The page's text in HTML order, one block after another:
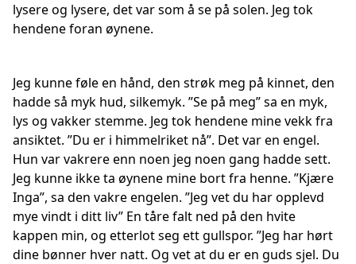
lysere og lysere, det var som å se på solen. Jeg tok
hendene foran øynene.
Jeg kunne føle en hånd, den strøk meg på kinnet, den
hadde så myk hud, silkemyk. ”Se på meg” sa en myk,
lys og vakker stemme. Jeg tok hendene mine vekk fra
ansiktet. ”Du er i himmelriket nå”. Det var en engel.
Hun var vakrere enn noen jeg noen gang hadde sett.
Jeg kunne ikke ta øynene mine bort fra henne. ”Kjære
Inga”, sa den vakre engelen. ”Jeg vet du har opplevd
mye vindt i ditt liv” En tåre falt ned på den hvite
kappen min, og etterlot seg ett gullspor. ”Jeg har hørt
dine bønner hver natt. Og vet at du er en guds sjel. Du